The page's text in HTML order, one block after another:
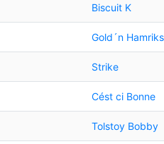
Biscuit K
Gold´n
Strike
Cést ci Bonne
Tolstoy Bobby